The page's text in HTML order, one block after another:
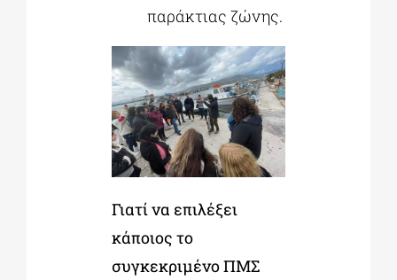
παράκτιας ζώνης.
Γιατί να επιλέξει
κάποιος το
συγκεκριμένο ΠΜΣ